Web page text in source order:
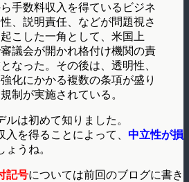
手数料収入を得ているビジネ
、説明責任、などが問題視さ
こした一角として、米国上
議会が開かれ格付け機関の責
なった。その後は、透明性、
化にかかる複数の条項が盛り
制が実施されている。
は初めて知りました。
を得ることによって、 中立性が損
ょうね。
記号については前回のブログに書き